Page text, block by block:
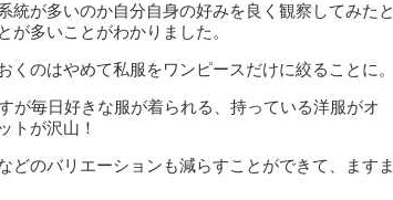
統が多いのか自分自身の好みを良く観察してみたと
が多いことがわかりました。
のはやめて私服をワンピースだけに絞ることに。
が毎日好きな服が着られる、持っている洋服がオ
トが沢山！
どのバリエーションも減らすことができて、ますま